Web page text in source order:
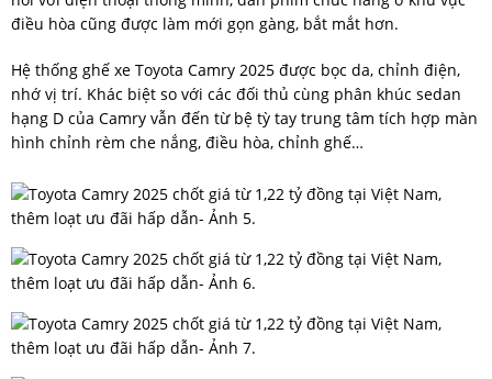
điều hòa cũng được làm mới gọn gàng, bắt mắt hơn.
Hệ thống ghế xe Toyota Camry 2025 được bọc da, chỉnh điện,
nhớ vị trí. Khác biệt so với các đối thủ cùng phân khúc sedan
hạng D của Camry vẫn đến từ bệ tỳ tay trung tâm tích hợp màn
hình chỉnh rèm che nắng, điều hòa, chỉnh ghế…